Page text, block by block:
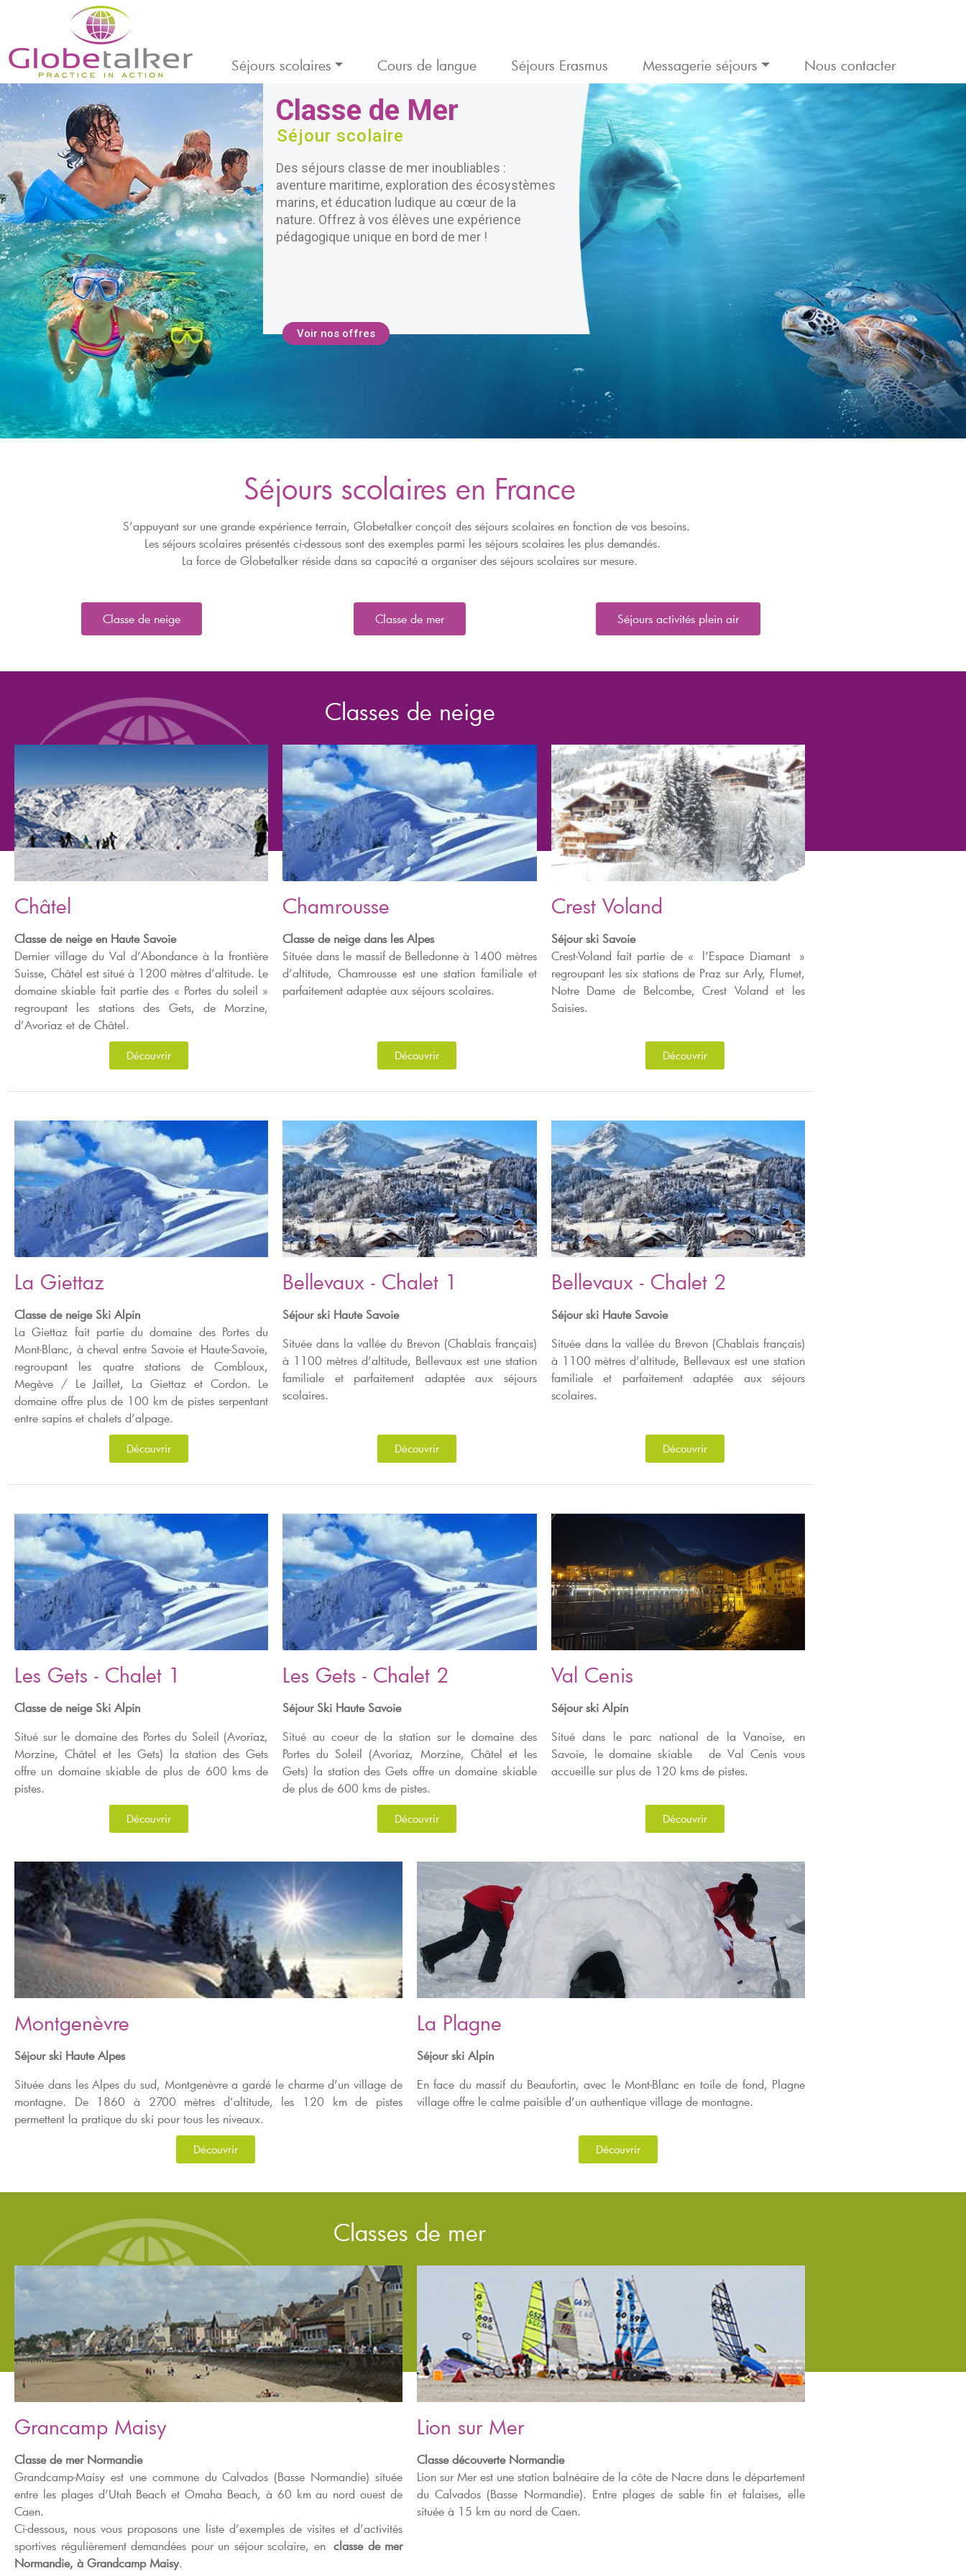
Séjours scolaires Cours de langue Séjours Erasmus Messagerie séjours Nous contacter
Séjours scolaires en France
S’appuyant sur une grande expérience terrain, Globetalker conçoit des séjours scolaires en fonction de vos besoins.
Les séjours scolaires présentés ci-dessous sont des exemples parmi les séjours scolaires les plus demandés.
La force de Globetalker réside dans sa capacité a organiser des séjours scolaires sur mesure.
Classe de neige Classe de mer Séjours activités plein air
Classes de neige
Châtel
Classe de neige en Haute Savoie
Dernier village du Val d’Abondance à la frontière
Suisse, Châtel est situé à 1200 mètres d’altitude. Le
domaine skiable fait partie des « Portes du soleil »
regroupant les stations des Gets, de Morzine,
d’Avoriaz et de Châtel.
Découvrir
Chamrousse
Classe de neige dans les Alpes
Située dans le massif de Belledonne à 1400 mètres
d’altitude, Chamrousse est une station familiale et
parfaitement adaptée aux séjours scolaires.
Découvrir
Crest Voland
Séjour ski Savoie
Crest-Voland fait partie de « l’Espace Diamant »
regroupant les six stations de Praz sur Arly, Flumet,
Notre Dame de Belcombe, Crest Voland et les
Saisies.
Découvrir
La Giettaz
Classe de neige Ski Alpin
La Giettaz fait partie du domaine des Portes du
Mont-Blanc, à cheval entre Savoie et Haute-Savoie,
regroupant les quatre stations de Combloux,
Megève / Le Jaillet, La Giettaz et Cordon. Le
domaine offre plus de 100 km de pistes serpentant
entre sapins et chalets d’alpage.
Découvrir
Bellevaux - Chalet 1
Séjour ski Haute Savoie
Située dans la vallée du Brevon (Chablais français)
à 1100 mètres d’altitude, Bellevaux est une station
familiale et parfaitement adaptée aux séjours
scolaires.
Découvrir
Bellevaux - Chalet 2
Séjour ski Haute Savoie
Située dans la vallée du Brevon (Chablais français)
à 1100 mètres d’altitude, Bellevaux est une station
familiale et parfaitement adaptée aux séjours
scolaires.
Découvrir
Les Gets - Chalet 1
Classe de neige Ski Alpin
Situé sur le domaine des Portes du Soleil (Avoriaz,
Morzine, Châtel et les Gets) la station des Gets
offre un domaine skiable de plus de 600 kms de
pistes.
Découvrir
Les Gets - Chalet 2
Séjour Ski Haute Savoie
Situé au coeur de la station sur le domaine des
Portes du Soleil (Avoriaz, Morzine, Châtel et les
Gets) la station des Gets offre un domaine skiable
de plus de 600 kms de pistes.
Découvrir
Val Cenis
Séjour ski Alpin
Situé dans le parc national de la Vanoise, en
Savoie, le domaine skiable de Val Cenis vous
accueille sur plus de 120 kms de pistes.
Découvrir
Montgenèvre
Séjour ski Haute Alpes
Située dans les Alpes du sud, Montgenèvre a gardé le charme d’un village de
montagne. De 1860 à 2700 mètres d’altitude, les 120 km de pistes
permettent la pratique du ski pour tous les niveaux.
Découvrir
La Plagne
Séjour ski Alpin
En face du massif du Beaufortin, avec le Mont-Blanc en toile de fond, Plagne
village offre le calme paisible d’un authentique village de montagne.
Découvrir
Classes de mer
Grancamp Maisy
Classe de mer Normandie
Grandcamp-Maisy est une commune du Calvados (Basse Normandie) située
entre les plages d’Utah Beach et Omaha Beach, à 60 km au nord ouest de
Caen.
Ci-dessous, nous vous proposons une liste d’exemples de visites et d’activités
sportives régulièrement demandées pour un séjour scolaire, en classe de mer
Normandie, à Grandcamp Maisy.
Lion sur Mer
Classe découverte Normandie
Lion sur Mer est une station balnéaire de la côte de Nacre dans le département
du Calvados (Basse Normandie). Entre plages de sable fin et falaises, elle
située à 15 km au nord de Caen.